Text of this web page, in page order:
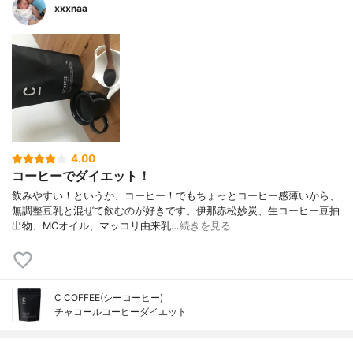
xxxnaa
4.00
コーヒーでダイエット！
飲みやすい！というか、コーヒー！でもちょっとコーヒー感薄いから、
無調整豆乳と混ぜて飲むのが好きです。伊那赤松妙炭、生コーヒー豆抽
出物、MCオイル、マッコリ由来乳…続きを見る
C COFFEE(シーコーヒー)
チャコールコーヒーダイエット